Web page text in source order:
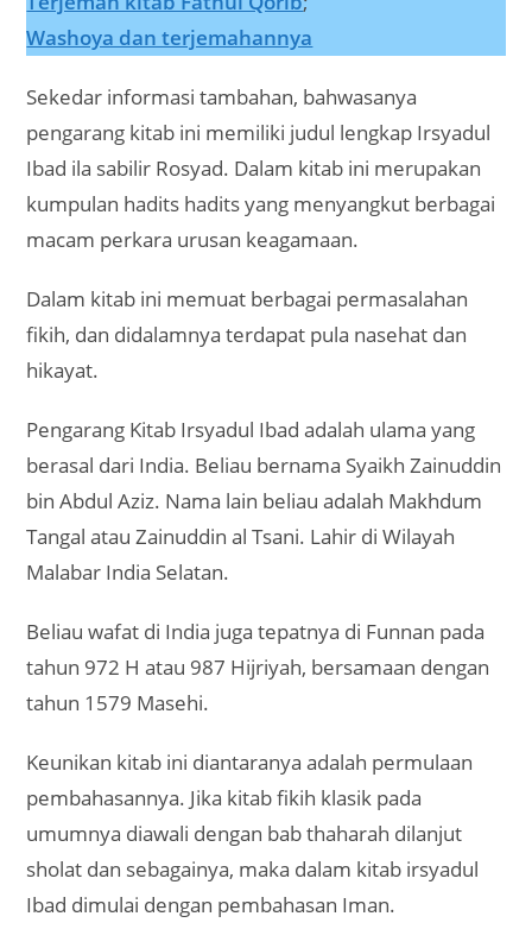
Washoya dan terjemahannya
Sekedar informasi tambahan, bahwasanya
pengarang kitab ini memiliki judul lengkap Irsyadul
Ibad ila sabilir Rosyad. Dalam kitab ini merupakan
kumpulan hadits hadits yang menyangkut berbagai
macam perkara urusan keagamaan.
Dalam kitab ini memuat berbagai permasalahan
fikih, dan didalamnya terdapat pula nasehat dan
hikayat.
Pengarang Kitab Irsyadul Ibad adalah ulama yang
berasal dari India. Beliau bernama Syaikh Zainuddin
bin Abdul Aziz. Nama lain beliau adalah Makhdum
Tangal atau Zainuddin al Tsani. Lahir di Wilayah
Malabar India Selatan.
Beliau wafat di India juga tepatnya di Funnan pada
tahun 972 H atau 987 Hijriyah, bersamaan dengan
tahun 1579 Masehi.
Keunikan kitab ini diantaranya adalah permulaan
pembahasannya. Jika kitab fikih klasik pada
umumnya diawali dengan bab thaharah dilanjut
sholat dan sebagainya, maka dalam kitab irsyadul
Ibad dimulai dengan pembahasan Iman.